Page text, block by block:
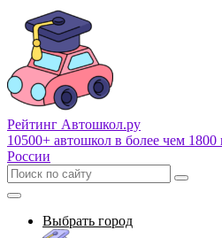
Рейтинг Автошкол.ру
10500+ автошкол в более чем
России
Выбрать город